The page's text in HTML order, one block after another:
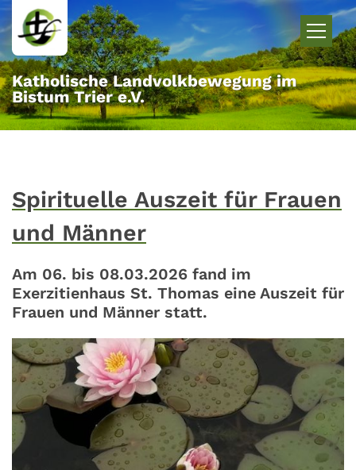
Zum Inhalt springen
Katholische Landvolkbewegung im
Bistum Trier e.V.
Spirituelle Auszeit für Frauen
und Männer
Am 06. bis 08.03.2026 fand im
Exerzitienhaus St. Thomas eine Auszeit für
Frauen und Männer statt.